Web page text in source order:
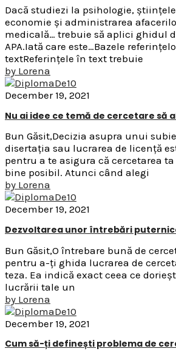
Dacă studiezi la psihologie,
economie și administrarea
medicală… trebuie să aplici ghidul
APA.Iată care este…Bazele
textReferințele în text trebuie
by Lorena
December 19, 2021
Nu ai idee ce temă de cercetare să
Bun Găsit,Decizia asupra unui
disertația sau lucrarea de licență
pentru a te asigura că cercetarea
bine posibil. Atunci când alegi
by Lorena
December 19, 2021
Dezvoltarea unor întrebări
Bun Găsit,O întrebare bună de
pentru a-ți ghida lucrarea de
teza. Ea indică exact ceea ce
lucrării tale un
by Lorena
December 19, 2021
Cum să-ți definești problema de